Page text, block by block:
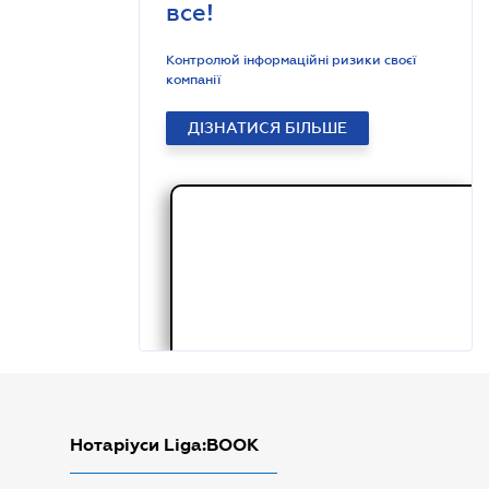
все!
Контролюй інформаційні ризики своєї
компанії
ДІЗНАТИСЯ БІЛЬШЕ
Нотаріуси Liga:BOOK